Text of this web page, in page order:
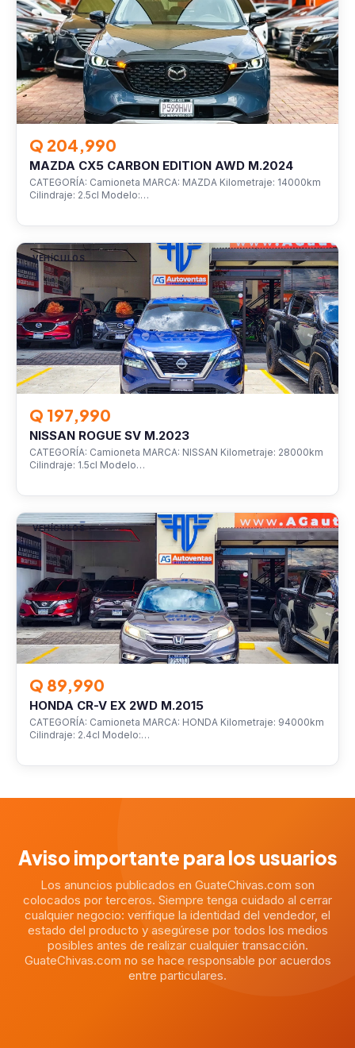
Q 204,990
MAZDA CX5 CARBON EDITION AWD M.2024
CATEGORÍA: Camioneta MARCA: MAZDA Kilometraje: 14000km
Cilindraje: 2.5cl Modelo:…
VEHÍCULOS
Q 197,990
NISSAN ROGUE SV M.2023
CATEGORÍA: Camioneta MARCA: NISSAN Kilometraje: 28000km
Cilindraje: 1.5cl Modelo…
VEHÍCULOS
Q 89,990
HONDA CR-V EX 2WD M.2015
CATEGORÍA: Camioneta MARCA: HONDA Kilometraje: 94000km
Cilindraje: 2.4cl Modelo:…
Aviso importante para los usuarios
Los anuncios publicados en GuateChivas.com son
colocados por terceros. Siempre tenga cuidado al cerrar
cualquier negocio: verifique la identidad del vendedor, el
estado del producto y asegúrese por todos los medios
posibles antes de realizar cualquier transacción.
GuateChivas.com no se hace responsable por acuerdos
entre particulares.